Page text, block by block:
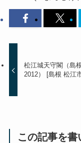
松江城天守閣（島
2012） [島根 松江
この記事を書